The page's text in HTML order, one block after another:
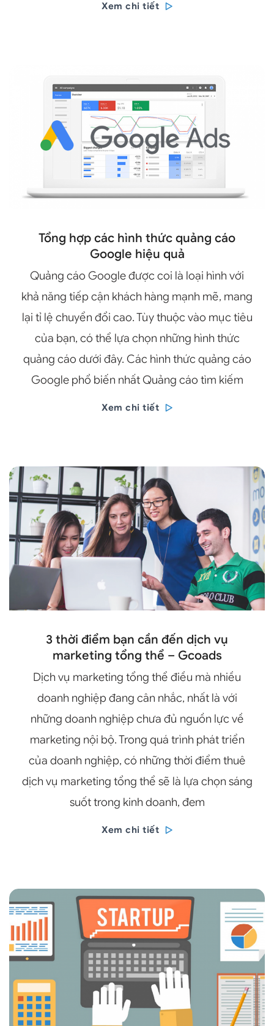
Xem chi tiết
Tổng hợp các hình thức quảng cáo
Google hiệu quả
Quảng cáo Google được coi là loại hình với
khả năng tiếp cận khách hàng mạnh mẽ, mang
lại tỉ lệ chuyển đổi cao. Tùy thuộc vào mục tiêu
của bạn, có thể lựa chọn những hình thức
quảng cáo dưới đây. Các hình thức quảng cáo
Google phổ biến nhất Quảng cáo tìm kiếm
Xem chi tiết
3 thời điểm bạn cần đến dịch vụ
marketing tổng thể – Gcoads
Dịch vụ marketing tổng thể điều mà nhiều
doanh nghiệp đang cân nhắc, nhất là với
những doanh nghiệp chưa đủ nguồn lực về
marketing nội bộ. Trong quá trình phát triển
của doanh nghiệp, có những thời điểm thuê
dịch vụ marketing tổng thể sẽ là lựa chọn sáng
suốt trong kinh doanh, đem
Xem chi tiết